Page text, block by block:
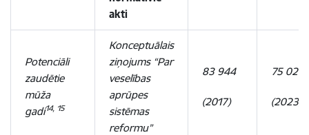
akti
Potenciāli
zaudētie
mūža
gadi14, 15
Konceptuālais
ziņojums “Par
veselības
aprūpes
sistēmas
reformu”
83 944
(2017)
75 023
(2023)